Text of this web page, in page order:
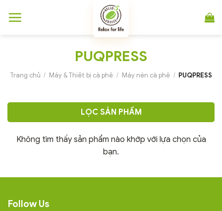
đến
PUQPRESS
Trang chủ / Máy & Thiết bị cà phê / Máy nén cà phê / PUQPRESS
LỌC SẢN PHẨM
Không tìm thấy sản phẩm nào khớp với lựa chọn của
bạn.
Follow Us